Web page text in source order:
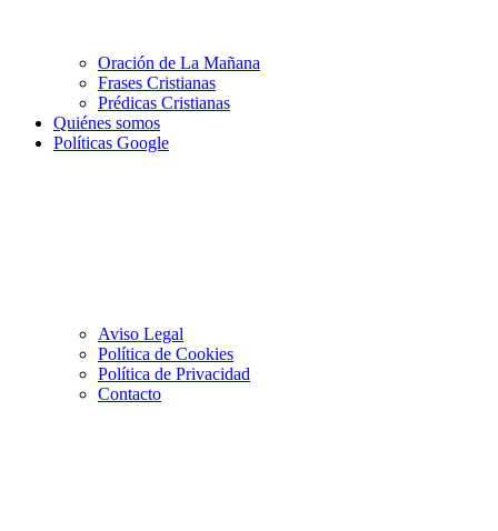
Oración de La Mañana
Frases Cristianas
Prédicas Cristianas
Quiénes somos
Políticas Google
Aviso Legal
Política de Cookies
Política de Privacidad
Contacto